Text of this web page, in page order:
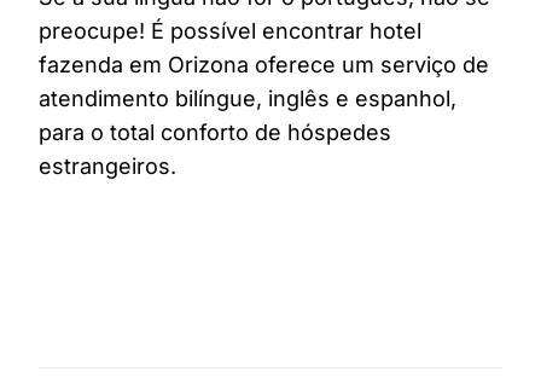
preocupe! É possível encontrar hotel
fazenda em Orizona oferece um serviço de
atendimento bilíngue, inglês e espanhol,
para o total conforto de hóspedes
estrangeiros.